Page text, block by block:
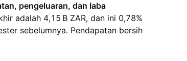
pengeluaran, dan laba
adalah ‪4,15 B‬ ZAR, dan ini 0,78%
sebelumnya. Pendapatan bersih